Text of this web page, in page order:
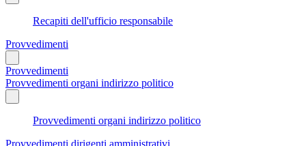
Recapiti dell'ufficio responsabile
Provvedimenti
Provvedimenti
Provvedimenti organi indirizzo politico
Provvedimenti organi indirizzo politico
Provvedimenti dirigenti amministrativi